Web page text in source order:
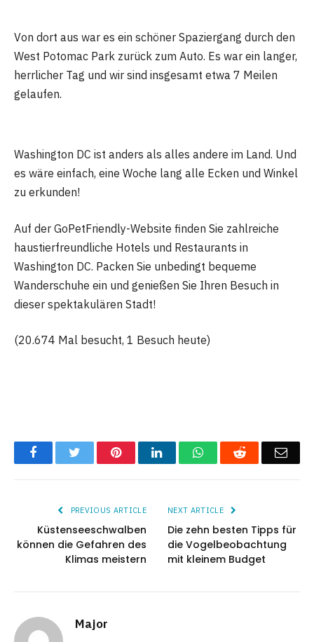
Von dort aus war es ein schöner Spaziergang durch den
West Potomac Park zurück zum Auto. Es war ein langer,
herrlicher Tag und wir sind insgesamt etwa 7 Meilen
gelaufen.
Washington DC ist anders als alles andere im Land. Und
es wäre einfach, eine Woche lang alle Ecken und Winkel
zu erkunden!
Auf der GoPetFriendly-Website finden Sie zahlreiche
haustierfreundliche Hotels und Restaurants in
Washington DC. Packen Sie unbedingt bequeme
Wanderschuhe ein und genießen Sie Ihren Besuch in
dieser spektakulären Stadt!
(20.674 Mal besucht, 1 Besuch heute)
FacebookTwitter PinterestLinkedInWhatsAppReddit
PREVIOUS ARTICLE
Küstenseeschwalben
können die Gefahren des
Klimas meistern
NEXT ARTICLE
Die zehn besten Tipps für
die Vogelbeobachtung
mit kleinem Budget
Major